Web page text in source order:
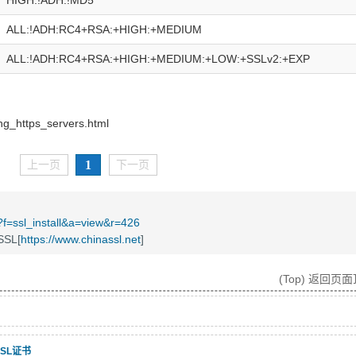
ALL:!ADH:RC4+RSA:+HIGH:+MEDIUM
ALL:!ADH:RC4+RSA:+HIGH:+MEDIUM:+LOW:+SSLv2:+EXP
上一页 1 下一页
https://www.chinassl.net]
(Top) 返回页面
证书